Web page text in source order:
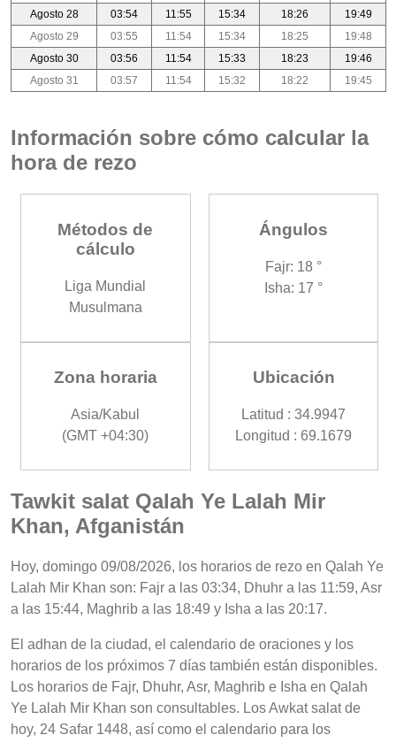
Agosto 28
03:54 11:55 15:34 18:26
19:49
Agosto 29
03:55 11:54 15:34 18:25
19:48
Agosto 30
03:56 11:54 15:33 18:23
19:46
Agosto 31
03:57 11:54 15:32 18:22 19:45
Información sobre cómo calcular la
hora de rezo
Métodos de
cálculo
Liga Mundial
Musulmana
Ángulos
Fajr: 18 °
Isha: 17 °
Zona horaria
Asia/Kabul
(GMT +04:30)
Ubicación
Latitud : 34.9947
Longitud : 69.1679
Tawkit salat Qalah Ye Lalah Mir
Khan, Afganistán
Hoy, domingo 09/08/2026, los horarios de rezo en Qalah Ye
Lalah Mir Khan son: Fajr a las 03:34, Dhuhr a las 11:59, Asr
a las 15:44, Maghrib a las 18:49 y Isha a las 20:17.
El adhan de la ciudad, el calendario de oraciones y los
horarios de los próximos 7 días también están disponibles.
Los horarios de Fajr, Dhuhr, Asr, Maghrib e Isha en Qalah
Ye Lalah Mir Khan son consultables. Los Awkat salat de
hoy, 24 Safar 1448, así como el calendario para los